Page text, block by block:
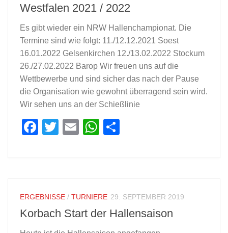
Westfalen 2021 / 2022
Es gibt wieder ein NRW Hallenchampionat. Die
Termine sind wie folgt: 11./12.12.2021 Soest
16.01.2022 Gelsenkirchen 12./13.02.2022 Stockum
26./27.02.2022 Barop Wir freuen uns auf die
Wettbewerbe und sind sicher das nach der Pause
die Organisation wie gewohnt überragend sein wird.
Wir sehen uns an der Schießlinie
Facebook
Twitter
EmailWhatsApp
ERGEBNISSE / TURNIERE 29. SEPTEMBER 2019
Korbach Start der Hallensaison